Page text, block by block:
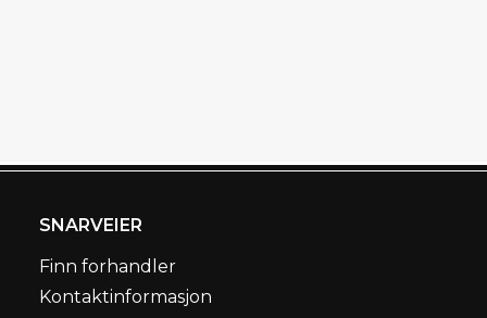
SNARVEIER
Finn forhandler
Kontaktinformasjon